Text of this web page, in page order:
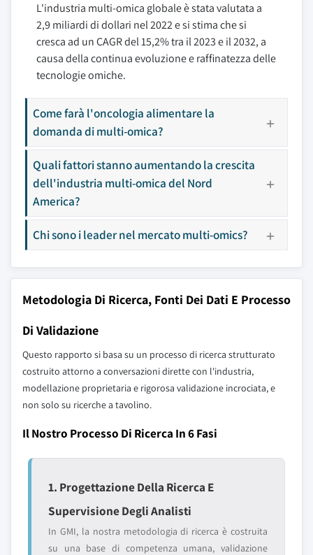
L'industria multi-omica globale è stata valutata a
2,9 miliardi di dollari nel 2022 e si stima che si
cresca ad un CAGR del 15,2% tra il 2023 e il 2032, a
causa della continua evoluzione e raffinatezza delle
tecnologie omiche.
Come farà l'oncologia alimentare la
domanda di multi-omica?
Quali fattori stanno aumentando la crescita
dell'industria multi-omica del Nord
America?
Chi sono i leader nel mercato multi-omics?
Metodologia Di Ricerca, Fonti Dei Dati E Processo
Di Validazione
Questo rapporto si basa su un processo di ricerca strutturato
costruito attorno a conversazioni dirette con l'industria,
modellazione proprietaria e rigorosa validazione incrociata, e
non solo su ricerche a tavolino.
Il Nostro Processo Di Ricerca In 6 Fasi
1. Progettazione Della Ricerca E
Supervisione Degli Analisti
In GMI, la nostra metodologia di ricerca è costruita
su una base di competenza umana, validazione